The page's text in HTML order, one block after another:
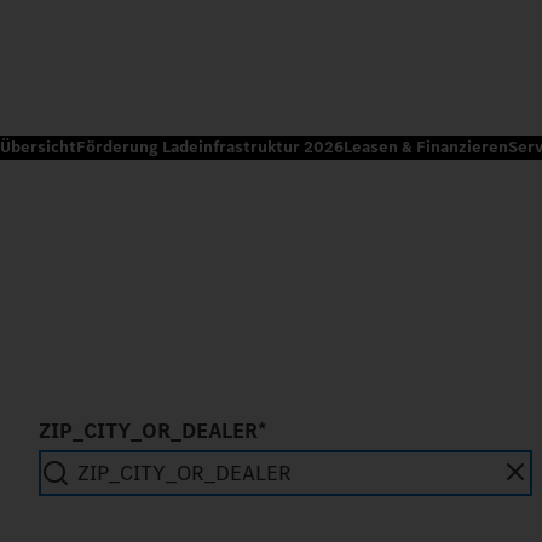
ÜbersichtFörderung Ladeinfrastruktur 2026Leasen & Finanzieren
ZIP_CITY_OR_DEALER*